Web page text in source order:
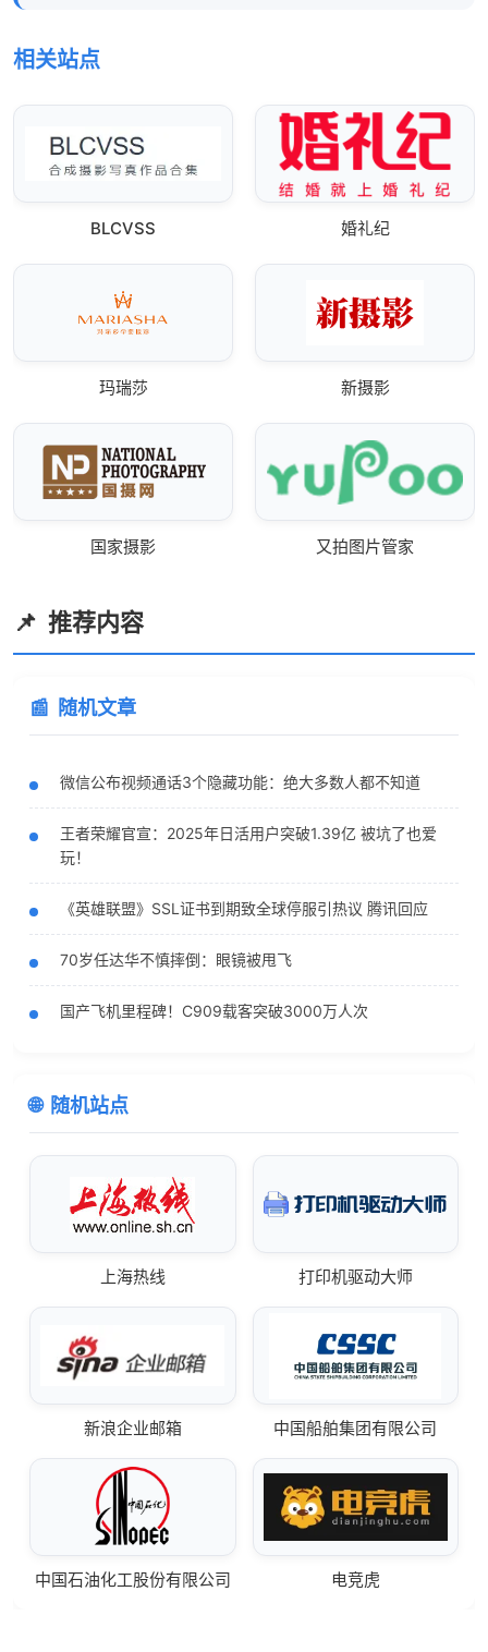
相关站点
BLCVSS 婚礼纪
玛瑞莎 新摄影
国家摄影 又拍图片管家
推荐内容
随机文章
微信公布视频通话3个隐藏功能：绝大多数人都不知道
王者荣耀官宣：2025年日活用户突破1.39亿 被坑了也爱
玩！
《英雄联盟》SSL证书到期致全球停服引热议 腾讯回应
70岁任达华不慎摔倒：眼镜被甩飞
国产飞机里程碑！C909载客突破3000万人次
随机站点
上海热线 打印机驱动大师
新浪企业邮箱 中国船舶集团有限公司
中国石油化工股份有限公司 电竞虎